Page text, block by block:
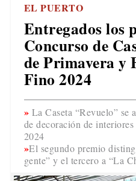
EL PUERTO
Entregados los
Concurso de
de Primavera y
Fino 2024
La Caseta “Revuelo” se
de decoración de
2024
El segundo premio
gente” y el tercero a “La